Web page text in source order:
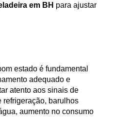
em BH para ajustar
estado é fundamental
adequado e
atento aos sinais de
refrigeração, barulhos
aumento no consumo